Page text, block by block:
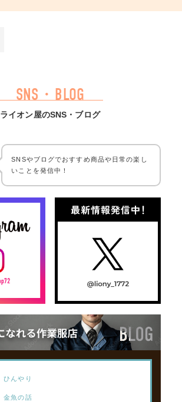
SNS・BLOG
ライオン屋のSNS・ブログ
SNSやブログでおすすめ商品や日常の楽し
いことを発信中！
ひんやり
金魚の話